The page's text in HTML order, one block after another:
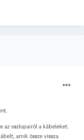
az oszlopairól a kábeleket.
amik össze vissza